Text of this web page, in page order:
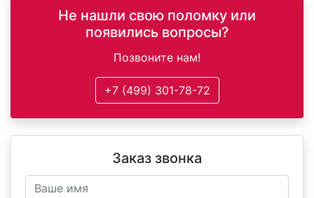
Не нашли свою поломку или
появились вопросы?
Позвоните нам!
+7 (499) 301-78-72
Заказ звонка